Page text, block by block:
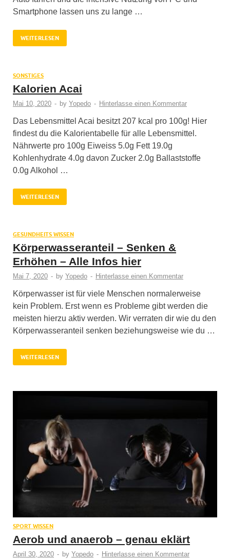
Smartphone lassen uns zu lange …
WEITERLESEN
SONSTIGES
Kalorien Acai
Mai 10, 2020 - by Yopedo - Hinterlasse einen Kommentar
Das Lebensmittel Acai besitzt 207 kcal pro 100g! Hier
findest du die Kalorientabelle für alle Lebensmittel.
Nährwerte pro 100g Eiweiss 5.0g Fett 19.0g
Kohlenhydrate 4.0g davon Zucker 2.0g Ballaststoffe
0.0g Alkohol …
WEITERLESEN
GESUNDHEITS WISSEN
Körperwasseranteil – Senken &
Erhöhen – Alle Infos hier
Mai 7, 2020 - by Yopedo - Hinterlasse einen Kommentar
Körperwasser ist für viele Menschen normalerweise
kein Problem. Erst wenn es Probleme gibt werden die
meisten hierzu aktiv werden. Wir verraten dir wie du den
Körperwasseranteil senken beziehungsweise wie du …
WEITERLESEN
SPORT WISSEN
Aerob und anaerob – genau eklärt
April 30, 2020 - by Yopedo - Hinterlasse einen Kommentar